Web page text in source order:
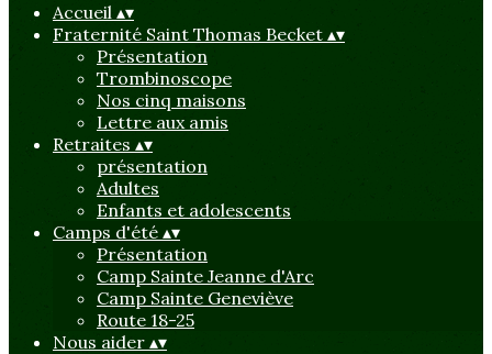
Accueil ▴▾
Fraternité Saint Thomas Becket ▴▾
Présentation
Trombinoscope
Nos cinq maisons
Lettre aux amis
Retraites ▴▾
présentation
Adultes
Enfants et adolescents
Camps d'été ▴▾
Présentation
Camp Sainte Jeanne d'Arc
Camp Sainte Geneviève
Route 18-25
Nous aider ▴▾